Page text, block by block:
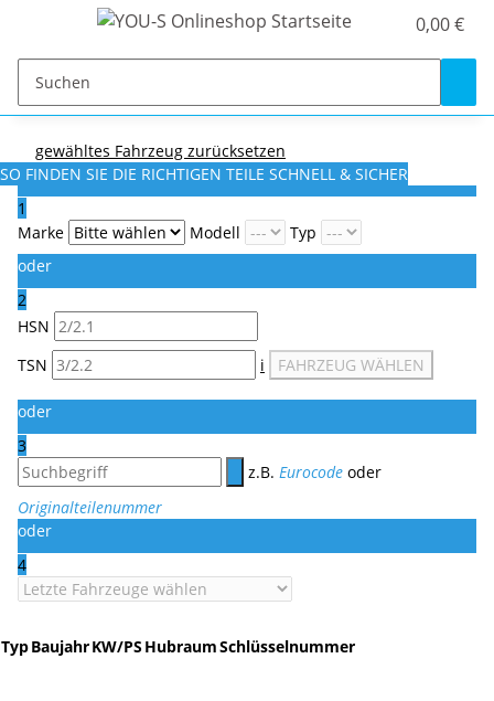
0,00 €
gewähltes Fahrzeug zurücksetzen
SO FINDEN SIE DIE RICHTIGEN TEILE SCHNELL & SICHER
1
Marke
Modell
Typ
oder
2
HSN
TSN
i FAHRZEUG WÄHLEN
oder
3
z.B. Eurocode oder
Originalteilenummer
oder
4
TypBaujahrKW/PS HubraumSchlüsselnummer